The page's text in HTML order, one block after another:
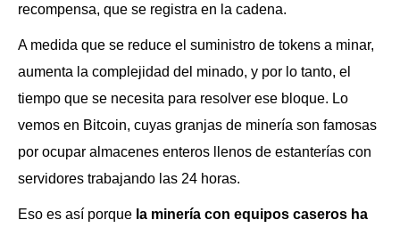
recompensa, que se registra en la cadena.
A medida que se reduce el suministro de tokens a minar,
aumenta la complejidad del minado, y por lo tanto, el
tiempo que se necesita para resolver ese bloque. Lo
vemos en Bitcoin, cuyas granjas de minería son famosas
por ocupar almacenes enteros llenos de estanterías con
servidores trabajando las 24 horas.
Eso es así porque la minería con equipos caseros ha